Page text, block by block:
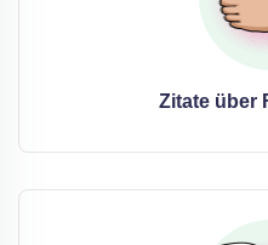
Zitate über